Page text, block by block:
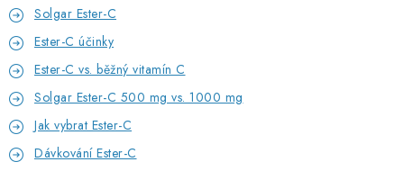
Solgar Ester-C
Ester-C účinky
Ester-C vs. běžný vitamín C
Solgar Ester-C 500 mg vs. 1000 mg
Jak vybrat Ester-C
Dávkování Ester-C